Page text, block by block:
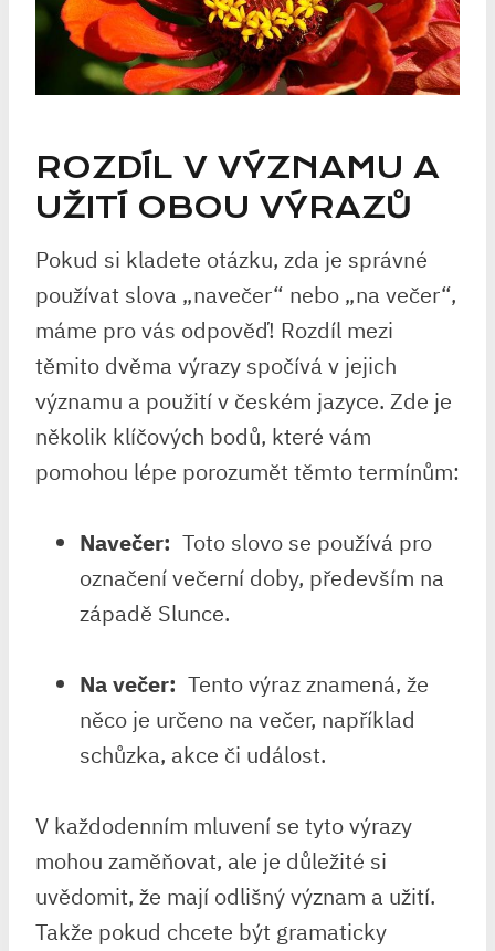
ROZDÍL V‌ VÝZNAMU A
UŽITÍ OBOU VÝRAZŮ
Pokud si kladete‍ otázku, zda je správné
používat slova „navečer“ nebo „na ⁢večer“,
máme pro vás odpověď! Rozdíl mezi
těmito dvěma výrazy spočívá v jejich
‍významu a⁤ použití v českém jazyce.‌ Zde je
několik klíčových bodů, které vám
pomohou lépe porozumět těmto termínům:
Navečer: ‍ Toto slovo se používá pro
‍označení večerní doby, především na
západě⁣ Slunce.
Na večer: ⁣ Tento výraz znamená, že
něco je určeno na večer, například
schůzka, akce či událost.
V každodenním mluvení se⁣ tyto výrazy
mohou zaměňovat, ale je důležité⁢ si
uvědomit, že mají odlišný význam a užití.
Takže ⁢pokud chcete být gramaticky